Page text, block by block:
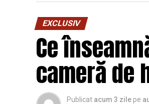
EXCLUSIV
Ce
cameră de
Publicat acum 3 zile pe